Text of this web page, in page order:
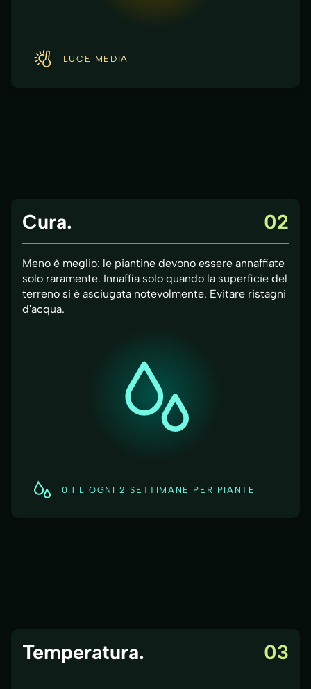
LUCE MEDIA
Cura.
Meno è meglio: le piantine devono essere annaffiate
solo raramente. Innaffia solo quando la superficie del
terreno si è asciugata notevolmente. Evitare ristagni
d'acqua.
02
0,1 L OGNI 2 SETTIMANE PER PIANTE
Temperatura. 03